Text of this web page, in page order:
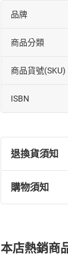
品牌
商品分類
商品貨號(SKU)
ISBN
退換貨須知
退換貨規定
(一)依
(二)消
購物須知
本店熱銷商